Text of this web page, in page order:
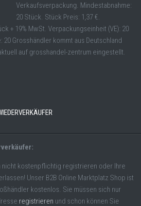
Verkaufsverpackung. Mindestabnahme:
20 Stück. Stück Preis: 1,37 €.
+ 19% MwSt. Verpackungseinheit (VE): 20
20 Grosshändler kommt aus Deutschland
auf grosshandel-zentrum eingestellt.
nicht kostenpflichtig registrieren oder Ihre
Unser B2B Online Marktplatz Shop ist
kostenlos. Sie müssen sich nur
registrieren und schon können Sie